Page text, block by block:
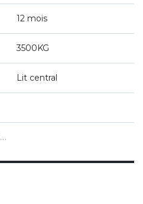
12 mois
3500KG
Lit central